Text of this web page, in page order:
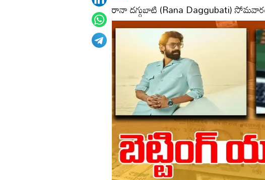
రానా దగ్గుబాటి (Rana Daggubati)